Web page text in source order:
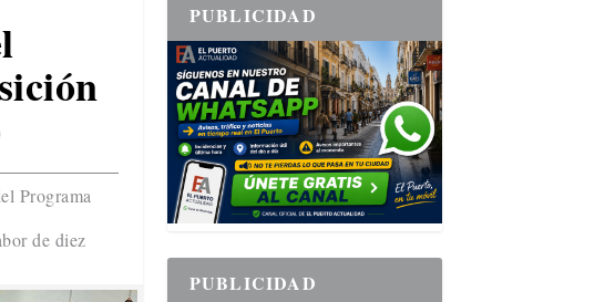
Programa
de diez
PUBLICIDAD
PUBLICIDAD